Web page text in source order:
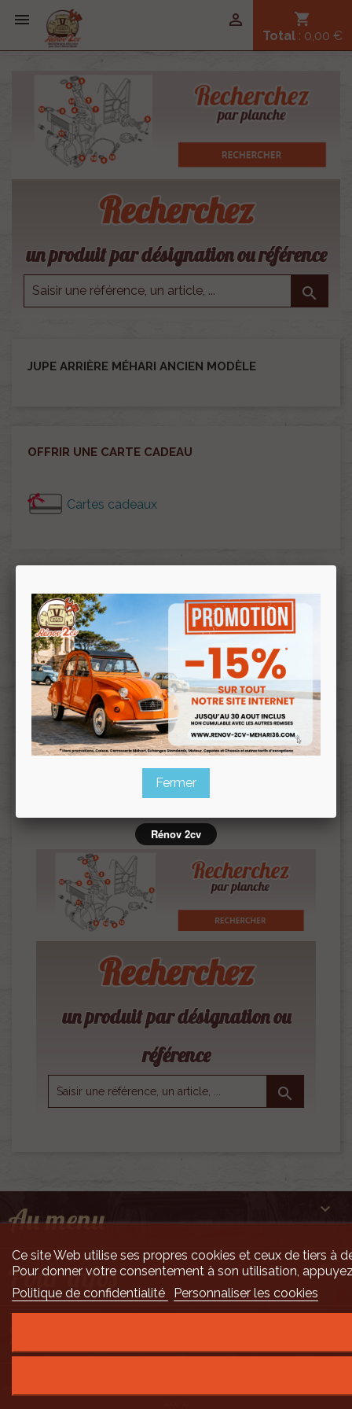
 shopping_cart
Total : 0,00 €

Recherchez
un produit par désignation ou référence

JUPE ARRIÈRE MÉHARI ANCIEN MODÈLE
OFFRIR UNE CARTE CADEAU
Cartes cadeaux
OFFRIR DES GOODIES
Goodies RENOV 2CV
JUPE ARRIÈRE MÉHARI ANCIEN
MODÈLE
Jupe arrière Méhari ancien modèle
Veuillez nous excuser pour le désagrément.
Recherchez
un produit par désignation ou
référence

Au menu 
Pour infos 
Ce site Web utilise ses propres cookies et ceux de tiers à
Pour donner votre consentement à son utilisation,
Politique de confidentialité
Personnaliser les cookies
Fermer
Rénov 2cv